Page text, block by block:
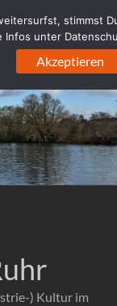
KEY
) Kultur im
stimmst
Infos unter
Akzeptieren